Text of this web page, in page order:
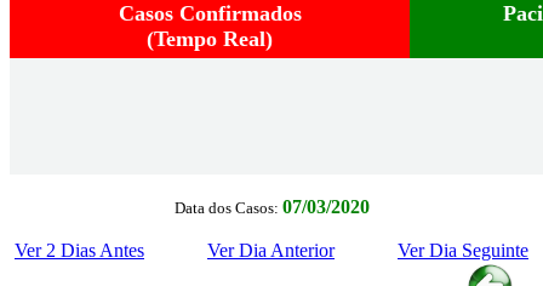
Casos Confirmados
(Tempo Real)
Data dos Casos: 07/03/2020
Ver 2 Dias Antes Ver Dia Anterior Ver Dia Seguinte